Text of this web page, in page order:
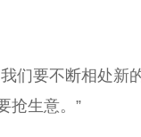
们要不断相处新
抢生意。”